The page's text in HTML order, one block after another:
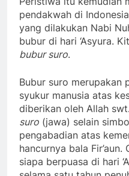
pendakwah di
yang dilakukan Nabi
bubur di hari ‘Asyura.
bubur suro.
Bubur suro merupakan
syukur manusia atas
diberikan oleh Allah
suro (jawa) selain
pengabadian atas
hancurnya bala
siapa berpuasa di hari